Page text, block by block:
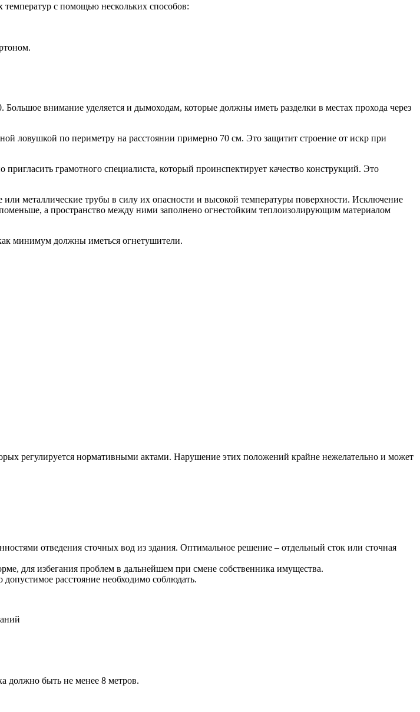
с помощью нескольких способов:
внимание уделяется и дымоходам, которые должны иметь разделки в местах прохода через
ловушкой по периметру на расстоянии примерно 70 см. Это защитит строение от искр при
грамотного специалиста, который проинспектирует качество конструкций. Это
металлические трубы в силу их опасности и высокой температуры поверхности. Исключение
а пространство между ними заполнено огнестойким теплоизолирующим материалом
минимум должны иметься огнетушители.
регулируется нормативными актами. Нарушение этих положений крайне нежелательно и может
отведения сточных вод из здания. Оптимальное решение – отдельный сток или сточная
для избегания проблем в дальнейшем при смене собственника имущества.
расстояние необходимо соблюдать.
должно быть не менее 8 метров.